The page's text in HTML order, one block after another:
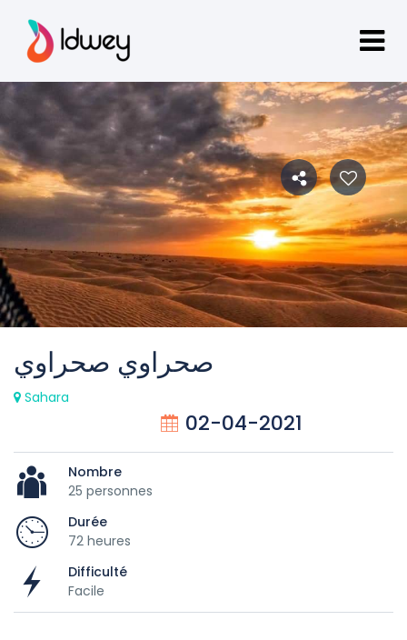
صحراوي صحراوي
Sahara
02-04-2021
Nombre
25 personnes
Durée
72 heures
Difficulté
Facile